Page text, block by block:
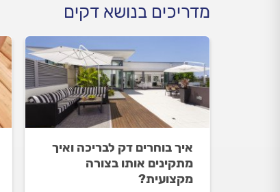
מדריכים בנושא דקים
איך בוחרים דק לבריכה ואיך
מתקינים אותו בצורה
מקצועית?